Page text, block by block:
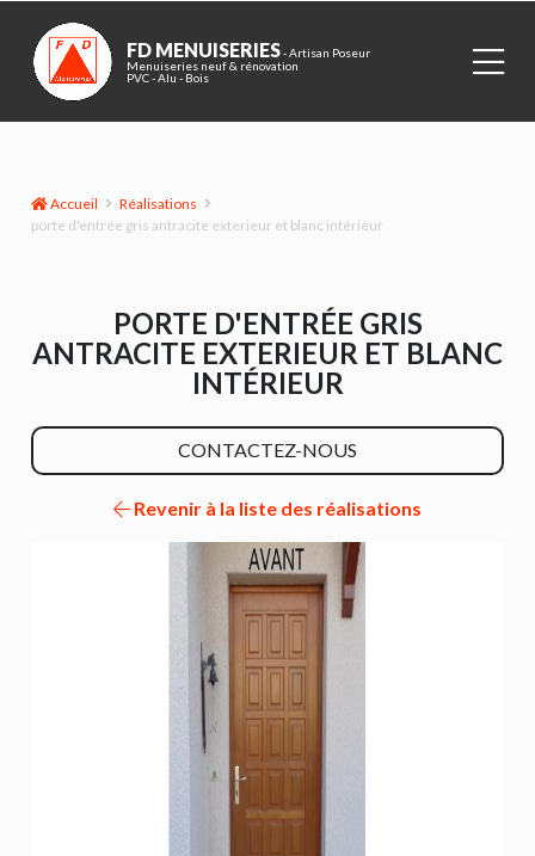
FD MENUISERIES- Artisan Poseur
Menuiseries neuf & rénovation
PVC - Alu - Bois
Accueil
Réalisations
porte d'entrée gris antracite exterieur et blanc intérieur
PORTE D'ENTRÉE GRIS
ANTRACITE EXTERIEUR ET BLANC
INTÉRIEUR
CONTACTEZ-NOUS
Revenir à la liste des réalisations